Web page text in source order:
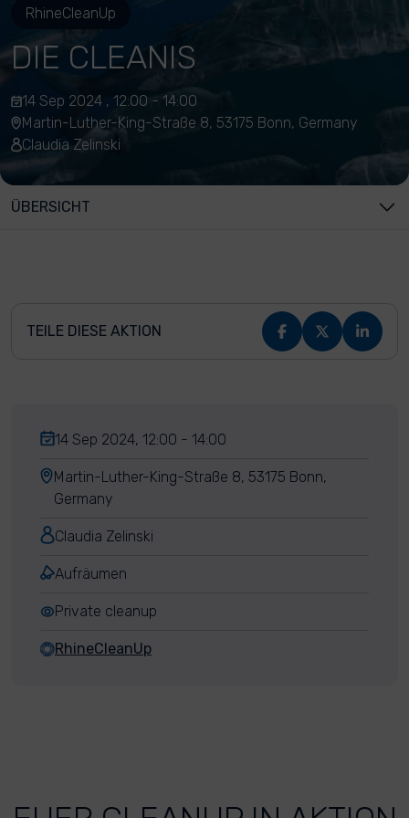
RhineCleanUp
DIE CLEANIS
14 Sep 2024 , 12:00 - 14:00
Martin-Luther-King-Straße 8, 53175 Bonn, Germany
Claudia Zelinski
ÜBERSICHT
TEILE DIESE AKTION
14 Sep 2024, 12:00 - 14:00
Martin-Luther-King-Straße 8, 53175 Bonn,
Germany
Claudia Zelinski
Aufräumen
Private cleanup
RhineCleanUp